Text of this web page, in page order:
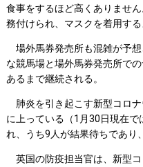
食事をするほど高くありませ
務付けられ、マスクを着用す
場外馬券発売所も混雑が予
な競馬場と場外馬券発売所で
あるまで継続される。
肺炎を引き起こす新型コロ
に上っている（1月30日現在で
れ、うち9人が結果待ちであり
英国の防疫担当官は、新型